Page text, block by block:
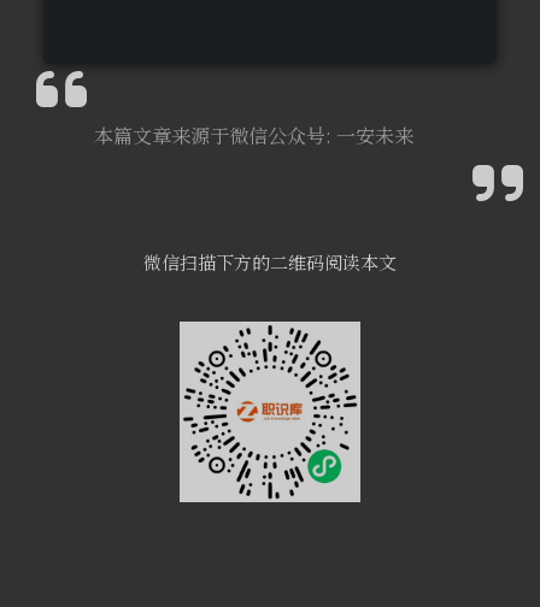
本篇文章来源于微信公众号: 一安未来
微信扫描下方的二维码阅读本文